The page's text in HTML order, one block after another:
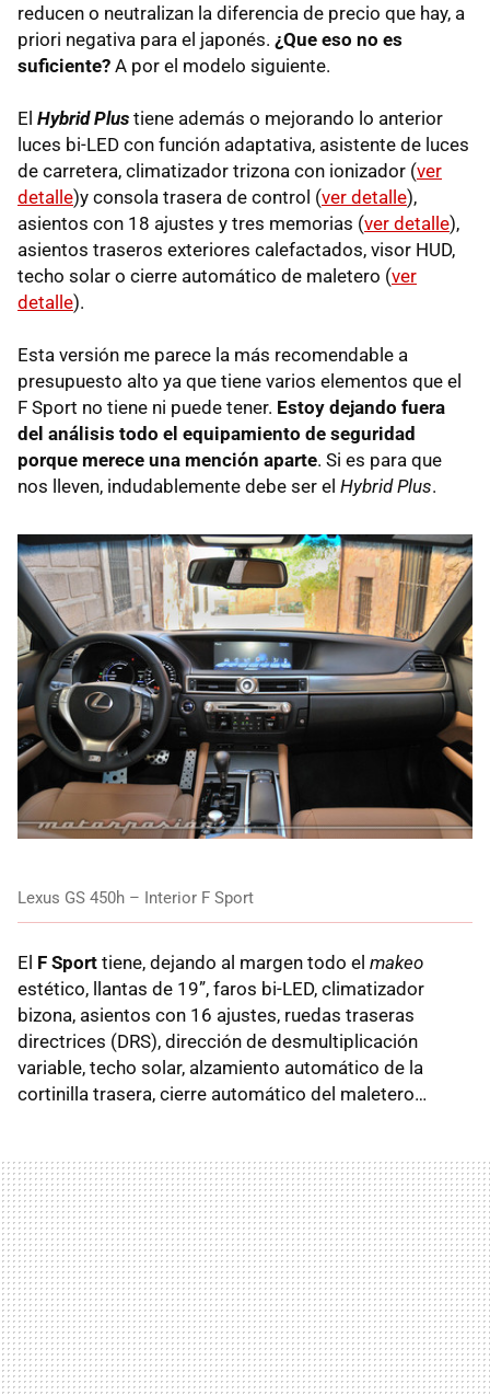
reducen o neutralizan la diferencia de precio que hay, a
priori negativa para el japonés. ¿Que eso no es
suficiente? A por el modelo siguiente.
El Hybrid Plus tiene además o mejorando lo anterior
luces bi-LED con función adaptativa, asistente de luces
de carretera, climatizador trizona con ionizador (ver
detalle)y consola trasera de control (ver detalle),
asientos con 18 ajustes y tres memorias (ver detalle),
asientos traseros exteriores calefactados, visor HUD,
techo solar o cierre automático de maletero (ver
detalle).
Esta versión me parece la más recomendable a
presupuesto alto ya que tiene varios elementos que el
F Sport no tiene ni puede tener. Estoy dejando fuera
del análisis todo el equipamiento de seguridad
porque merece una mención aparte. Si es para que
nos lleven, indudablemente debe ser el Hybrid Plus.
Lexus GS 450h – Interior F Sport
El F Sport tiene, dejando al margen todo el makeo
estético, llantas de 19”, faros bi-LED, climatizador
bizona, asientos con 16 ajustes, ruedas traseras
directrices (DRS), dirección de desmultiplicación
variable, techo solar, alzamiento automático de la
cortinilla trasera, cierre automático del maletero…